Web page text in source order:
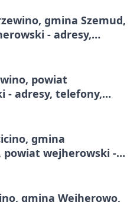
gmina Szemud,
- adresy,
powiat
- adresy, telefony,
gmina
powiat wejherowski -
gmina Wejherowo,